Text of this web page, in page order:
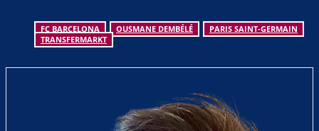
FC BARCELONA OUSMANE DEMBÉLÉ
PARIS SAINT-GERMAIN
TRANSFERMARKT